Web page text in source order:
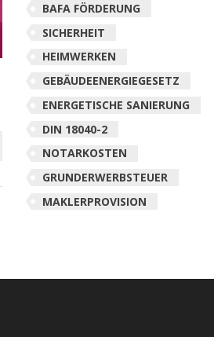
BAFA FÖRDERUNG
SICHERHEIT
HEIMWERKEN
GEBÄUDEENERGIEGESETZ
ENERGETISCHE SANIERUNG
DIN 18040-2
NOTARKOSTEN
GRUNDERWERBSTEUER
MAKLERPROVISION